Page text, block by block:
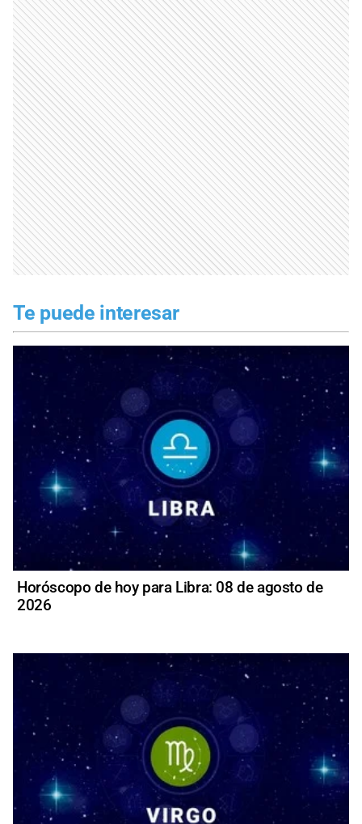
Te puede interesar
Horóscopo de hoy para Libra: 08 de agosto de
2026